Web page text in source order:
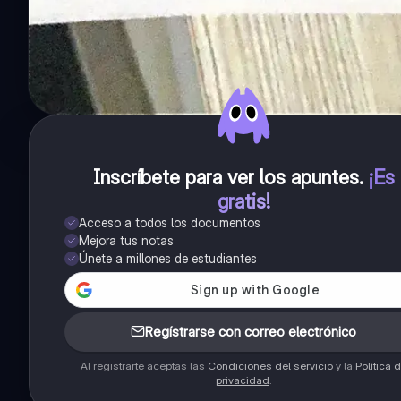
Inscríbete para ver los apuntes. ¡Es
gratis!
Acceso a todos los documentos
Mejora tus notas
Únete a millones de estudiantes
Regístrarse con correo electrónico
Al registrarte aceptas las Condiciones del servicioy la Política
privacidad